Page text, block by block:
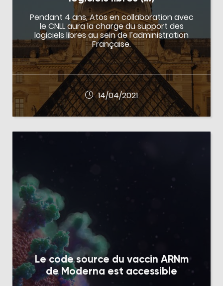
Pendant 4 ans, Atos en collaboration avec
le CNLL aura la charge du support des
logiciels libres au sein de l’administration
Française.
14/04/2021
Le code source du vaccin ARNm
de Moderna est accessible